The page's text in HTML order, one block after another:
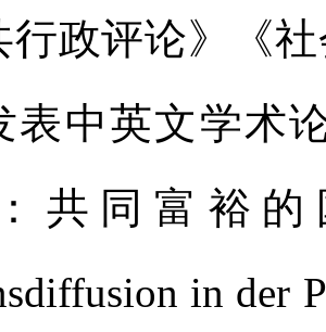
行政评论》《
表中英文学术
共同富裕的
in der